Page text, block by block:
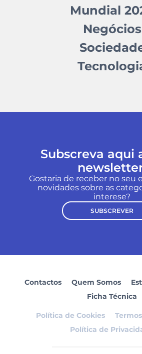
Mundial
Negócios
Subscreva aqui
Gostaria de receber no seu
novidades sobre as
interese?
SUBSCREVER
Contactos Quem Somos
Ficha Técnica
Política de Cookies
Política de